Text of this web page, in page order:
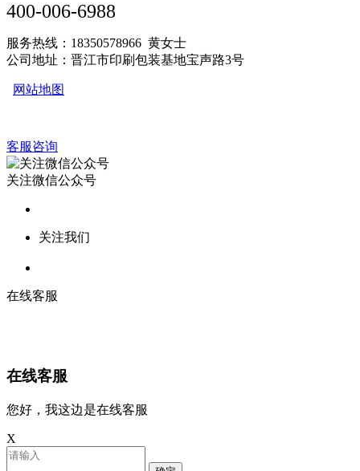
400-006-6988
服务热线：18350578966 黄女士
公司地址：晋江市印刷包装基地宝声路3号
网站地图
客服咨询
关注微信公众号
关注我们
在线客服
在线客服
您好，我这边是在线客服
X